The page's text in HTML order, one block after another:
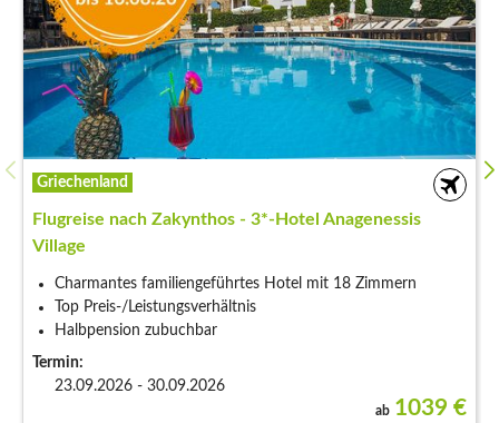
Griechenland
Flugreise nach Zakynthos - 3*-Hotel Anagenessis
Village
Charmantes familiengeführtes Hotel mit 18 Zimmern
Top Preis-/Leistungsverhältnis
Halbpension zubuchbar
Termin:
23.09.2026 - 30.09.2026
ab 1039 €